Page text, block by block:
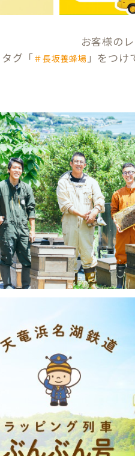
お客様の
グ「＃長坂養蜂場 」をつ